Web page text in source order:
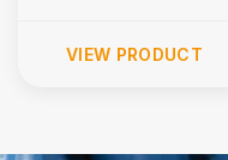
VIEW PRODUCT